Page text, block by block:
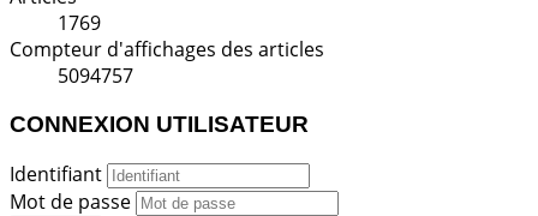
1769
Compteur d'affichages des articles
5094757
CONNEXION UTILISATEUR
Identifiant
Mot de passe